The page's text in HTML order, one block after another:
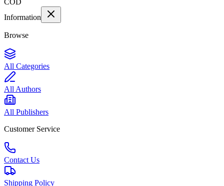
COD
Information
Browse
All Categories
All Authors
All Publishers
Customer Service
Contact Us
Shipping Policy